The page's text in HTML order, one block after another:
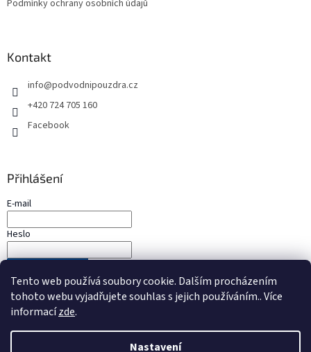
Tento web používá soubory cookie. Dalším procházením
tohoto webu vyjadřujete souhlas s jejich používáním.. Více
informacízde.
Nastavení
Podmínky ochrany osobních údajů
Kontakt
info@podvodnipouzdra.cz
+420 724 705 160
Facebook
Přihlášení
E-mail
Heslo
Nová registraceZapomenuté heslo